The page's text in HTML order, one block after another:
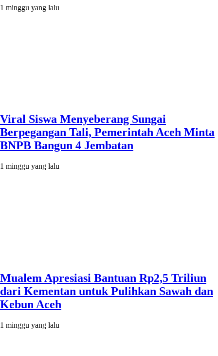
1 minggu yang lalu
Viral Siswa Menyeberang Sungai
Berpegangan Tali, Pemerintah Aceh Minta
BNPB Bangun 4 Jembatan
1 minggu yang lalu
Mualem Apresiasi Bantuan Rp2,5 Triliun
dari Kementan untuk Pulihkan Sawah dan
Kebun Aceh
1 minggu yang lalu